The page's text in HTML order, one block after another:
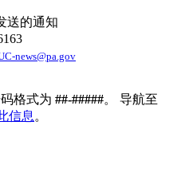
送的通知
news@pa.gov
格式为 ##-#####。 导航至
信息 。